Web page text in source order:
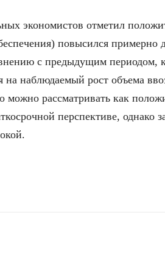
экономистов отметил
повысился примерно
с предыдущим периодом,
на наблюдаемый рост объема
можно рассматривать как
перспективе, однако